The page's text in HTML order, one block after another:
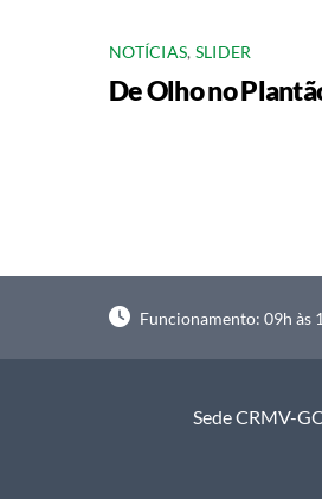
NOTÍCIAS, SLIDER
De Olho no
Funcionamento: 09h às
Sede CRMV-